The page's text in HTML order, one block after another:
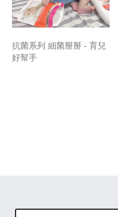
抗菌系列 細菌掰掰 - 育兒
好幫手